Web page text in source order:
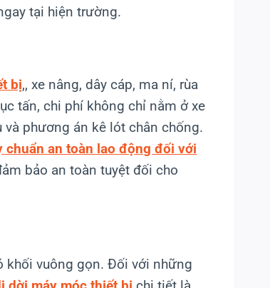
tại hiện trường.
bị,, xe nâng, dây cáp, ma ní, rùa
tấn, chi phí không chỉ nằm ở xe
phương án kê lót chân chống.
chuẩn an toàn lao động đối với
bảo an toàn tuyệt đối cho
khối vuông gọn. Đối với những